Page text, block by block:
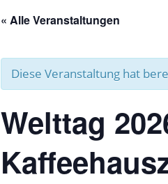
« Alle Veranstaltungen
Diese Veranstaltung hat
Welttag